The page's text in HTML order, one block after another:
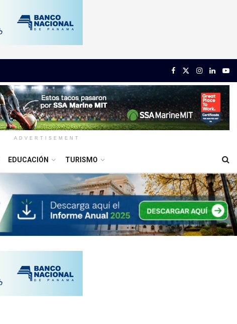
ADVERTISEMENT
EDUCACIÓN TURISMO